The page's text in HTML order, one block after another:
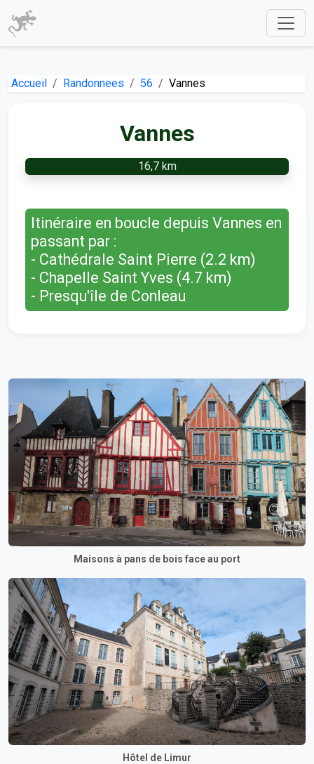
Accueil Randonnees 56 Vannes
Vannes
16,7 km
Itinéraire en boucle depuis Vannes en
passant par :
- Cathédrale Saint Pierre (2.2 km)
- Chapelle Saint Yves (4.7 km)
- Presqu'île de Conleau
Maisons à pans de bois face au port
Hôtel de Limur